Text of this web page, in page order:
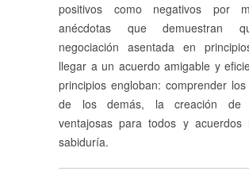
positivos como negativos por
anécdotas que demuestran
negociación asentada en
llegar a un acuerdo amigable y
principios engloban: comprender
de los demás, la creación de
ventajosas para todos y acuerdos
sabiduría.